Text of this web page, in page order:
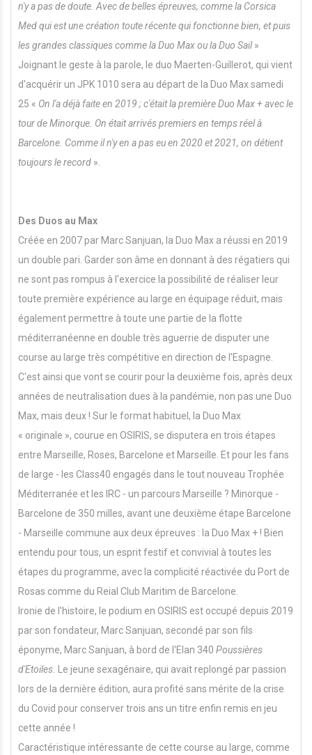
n'y a pas de doute. Avec de belles épreuves, comme la Corsica
Med qui est une création toute récente qui fonctionne bien, et puis
les grandes classiques comme la Duo Max ou la Duo Sail»
Joignant le geste à la parole, le duo Maerten-Guillerot, qui vient
d'acquérir un JPK 1010 sera au départ de la Duo Max samedi
25 « On l'a déjà faite en 2019 ; c'était la première Duo Max + avec le
tour de Minorque. On était arrivés premiers en temps réel à
Barcelone. Comme il n'y en a pas eu en 2020 et 2021, on détient
toujours le record ».
Des Duos au Max
Créée en 2007 par Marc Sanjuan, la Duo Max a réussi en 2019
un double pari. Garder son âme en donnant à des régatiers qui
ne sont pas rompus à l'exercice la possibilité de réaliser leur
toute première expérience au large en équipage réduit, mais
également permettre à toute une partie de la flotte
méditerranéenne en double très aguerrie de disputer une
course au large très compétitive en direction de l'Espagne.
C'est ainsi que vont se courir pour la deuxième fois, après deux
années de neutralisation dues à la pandémie, non pas une Duo
Max, mais deux ! Sur le format habituel, la Duo Max
« originale », courue en OSIRIS, se disputera en trois étapes
entre Marseille, Roses, Barcelone et Marseille. Et pour les fans
de large - les Class40 engagés dans le tout nouveau Trophée
Méditerranée et les IRC - un parcours Marseille ? Minorque -
Barcelone de 350 milles, avant une deuxième étape Barcelone
- Marseille commune aux deux épreuves : la Duo Max + ! Bien
entendu pour tous, un esprit festif et convivial à toutes les
étapes du programme, avec la complicité réactivée du Port de
Rosas comme du Reial Club Maritim de Barcelone.
Ironie de l'histoire, le podium en OSIRIS est occupé depuis 2019
par son fondateur, Marc Sanjuan, secondé par son fils
éponyme, Marc Sanjuan, à bord de l'Elan 340 Poussières
d'Etoiles. Le jeune sexagénaire, qui avait replongé par passion
lors de la dernière édition, aura profité sans mérite de la crise
du Covid pour conserver trois ans un titre enfin remis en jeu
cette année !
Caractéristique intéressante de cette course au large, comme